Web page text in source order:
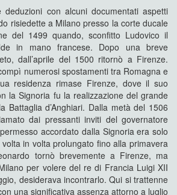
deduzioni con alcuni documentati aspetti
risiedette a Milano presso la corte ducale
del 1499 quando, sconfitto Ludovico il
in mano francese. Dopo una breve
dall’aprile del 1500 ritornò a Firenze.
numerosi spostamenti tra Romagna e
residenza rimase Firenze, dove il suo
la Signoria fu la realizzazione del grande
Battaglia d’Anghiari. Dalla metà del 1506
dai pressanti inviti del governatore
accordato dalla Signoria era solo
in volta prolungato fino alla primavera
tornò brevemente a Firenze, ma
per volere del re di Francia Luigi XII
desiderava incontrarlo. Qui si trattenne
una significativa assenza attorno a luglio